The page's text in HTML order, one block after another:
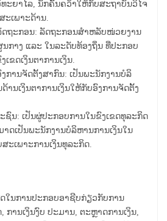
ະຍາໄລ, ນັກຄົ້ນຄວ້າໃຫ້ກັບສະຖາບັນວິໄຈ
ເພາະດ້ານ.
ດຖະກອນ: ລັດຖະກອນສຳຫລັບໜ່ວຍງານ
ກາງ ແລະ ໃນລະດັບທ້ອງຖິ່ນ ທີ່ປະກອບ
ຂດເງິນຕາການເງິນ.
ການຈັດຕັ້ງສາກົນ: ເປັນພະນັກງານບໍລິ
ານເງິນຕາການເງິນໃຫ້ກັບອົງການຈັດຕັ້ງ
ຊົນ: ເປັນຜູ່ປະກອບການໃນຂົງເຂດທຸລະກິດ
າດເປັນພະນັກງານບໍລິຫານການເງິນໃນ
ະເພາະການເງິນທຸລະກິດ.
ໃນການປະກອບອາຊີບກ່ຽວກັບການ
ການເງິນງົບ ປະມານ, ຕະຫຼາດການເງິນ,